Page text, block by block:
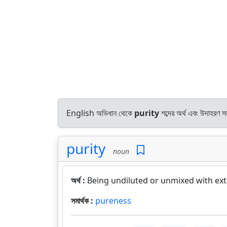
English অভিধান থেকে purityশব্দের অর্থ এবং উদাহরণ
purity noun
অর্থ : Being undiluted or unmixed with
সমার্থক : pureness